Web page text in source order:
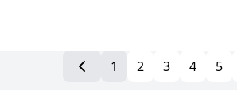
1 2 3 4 5